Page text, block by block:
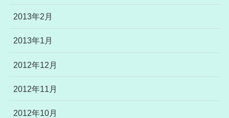
2013年2月
2013年1月
2012年12月
2012年11月
2012年10月